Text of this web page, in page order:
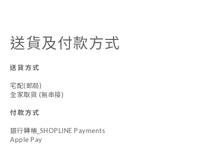
送貨及付款方式
送貨方式
宅配(郵局)
全家取貨 (無串接)
付款方式
銀行轉帳_SHOPLINE Payments
Apple Pay